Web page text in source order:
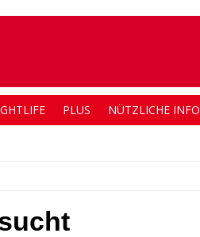
PLUS NÜTZLICHE INFO